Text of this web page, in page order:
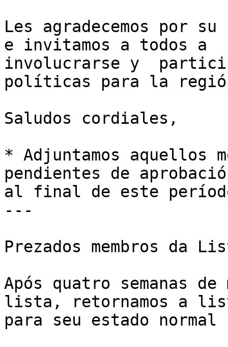
Les agradecemos por
e invitamos a todos a
involucrarse y
políticas para la
Saludos cordiales,
* Adjuntamos aquellos
pendientes de
al final de este
---
Prezados membros da
Após quatro semanas
lista, retornamos a
para seu estado normal